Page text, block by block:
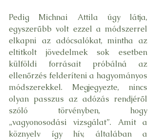
Pedig Michnai Attila úgy látja,
egyszerűbb volt ezzel a módszerrel
elkapni az adócsalókat, mintha az
eltitkolt jövedelmek sok esetben
külföldi forrásait próbálná az
ellenőrzés felderíteni a hagyományos
módszerekkel. Megjegyezte, nincs
olyan passzus az adózás rendjéről
szóló törvényben, hogy
„vagyonosodási vizsgálat”. Amit a
köznyelv így hív, általában a